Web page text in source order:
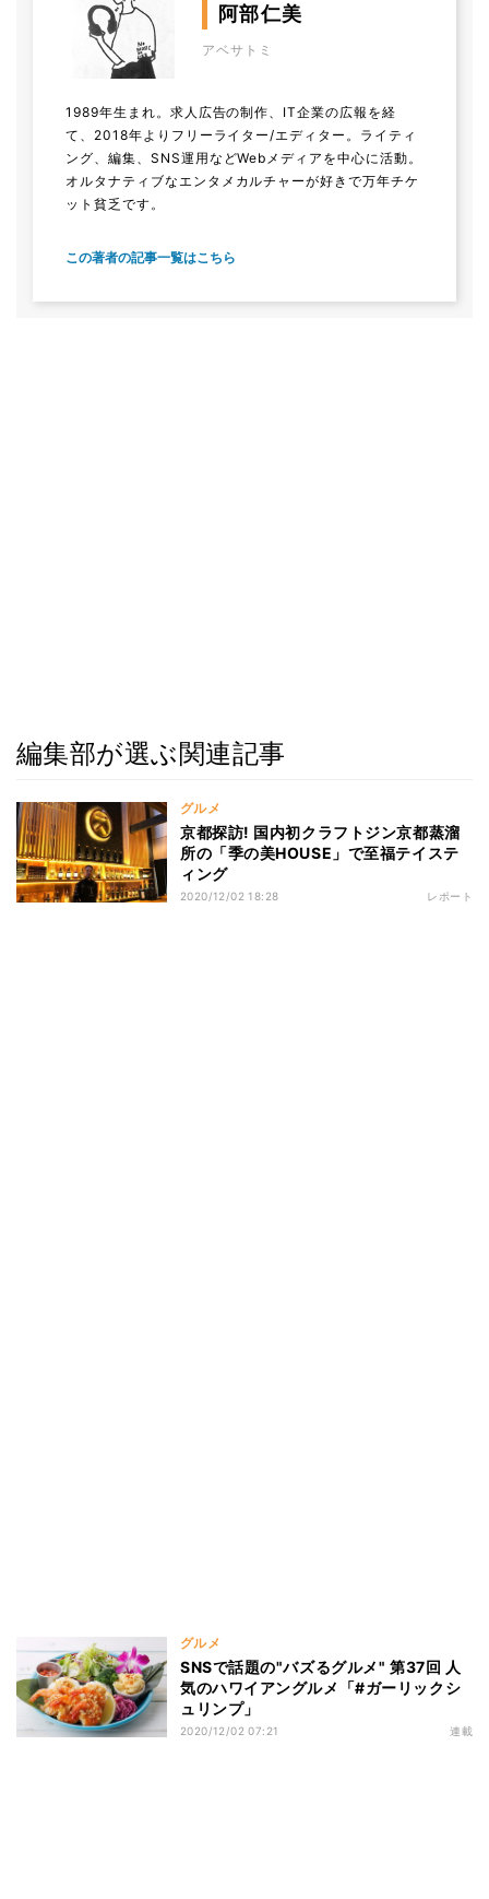
阿部仁美
アベサトミ
1989年生まれ。求人広告の制作、IT企業の広報を経
て、2018年よりフリーライター/エディター。ライティ
ング、編集、SNS運用などWebメディアを中心に活動。
オルタナティブなエンタメカルチャーが好きで万年チケ
ット貧乏です。
この著者の記事一覧はこちら
編集部が選ぶ関連記事
グルメ
京都探訪! 国内初クラフトジン京都蒸溜
所の「季の美HOUSE」で至福テイステ
ィング
2020/12/02 18:28 レポート
グルメ
SNSで話題の"バズるグルメ" 第37回 人
気のハワイアングルメ「#ガーリックシ
ュリンプ」
2020/12/02 07:21 連載